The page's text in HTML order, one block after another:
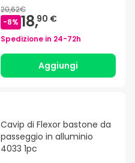
20,62€
-8% 18,90 €
Spedizione in 24-72h
Aggiungi
Cavip di Flexor bastone da
passeggio in alluminio
4033 1pc